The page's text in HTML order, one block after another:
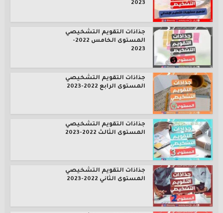
2023
جذاذات التقويم التشخيصي
المستوى الخامس 2022-
2023
جذاذات التقويم التشخيصي
المستوى الرابع 2022-2023
جذاذات التقويم التشخيصي
المستوى الثالث 2022-2023
جذاذات التقويم التشخيصي
المستوى الثاني 2022-2023